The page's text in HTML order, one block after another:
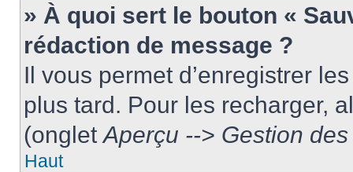
» À quoi sert le bouton «
rédaction de message ?
Il vous permet d’enregistrer
plus tard. Pour les recharger,
(ongletAperçu --> Gestion
Haut